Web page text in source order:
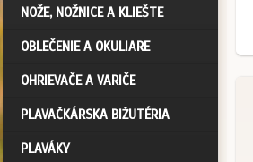
NOŽE, NOŽNICE A KLIEŠTE
OBLEČENIE A OKULIARE
OHRIEVAČE A VARIČE
PLAVAČKÁRSKA BIŽUTÉRIA
PLAVÁKY